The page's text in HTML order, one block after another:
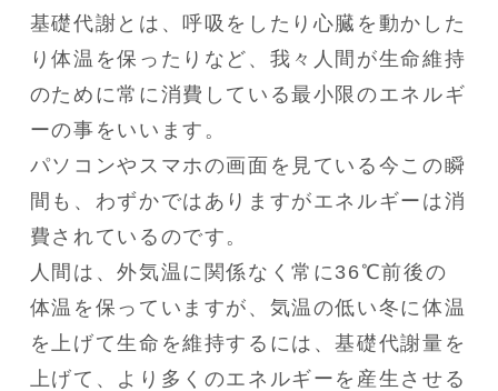
基礎代謝とは、呼吸をしたり心臓を動かした
り体温を保ったりなど、我々人間が生命維持
のために常に消費している最小限のエネルギ
ーの事をいいます。
パソコンやスマホの画面を見ている今この瞬
間も、わずかではありますがエネルギーは消
費されているのです。
人間は、外気温に関係なく常に36℃前後の
体温を保っていますが、気温の低い冬に体温
を上げて生命を維持するには、基礎代謝量を
上げて、より多くのエネルギーを産生させる